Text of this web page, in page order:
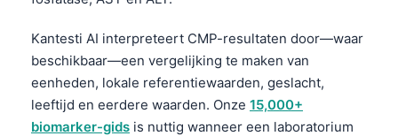
Kantesti AI interpreteert CMP-resultaten door—waar
beschikbaar—een vergelijking te maken van
eenheden, lokale referentiewaarden, geslacht,
leeftijd en eerdere waarden. Onze 15,000+
biomarker-gids is nuttig wanneer een laboratorium